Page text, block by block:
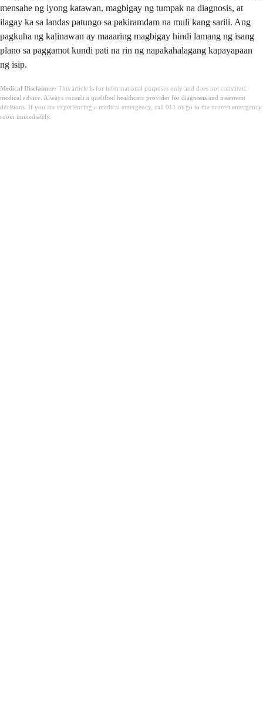
mensahe ng iyong katawan, magbigay ng tumpak na diagnosis, at
ilagay ka sa landas patungo sa pakiramdam na muli kang sarili. Ang
pagkuha ng kalinawan ay maaaring magbigay hindi lamang ng isang
plano sa paggamot kundi pati na rin ng napakahalagang kapayapaan
ng isip.
Medical Disclaimer: This article is for informational purposes only and does not constitute
medical advice. Always consult a qualified healthcare provider for diagnosis and treatment
decisions. If you are experiencing a medical emergency, call 911 or go to the nearest emergency
room immediately.